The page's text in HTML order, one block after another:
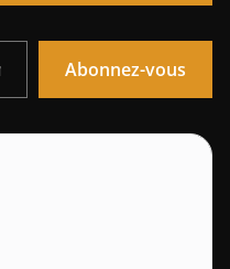
Abonnez-vous